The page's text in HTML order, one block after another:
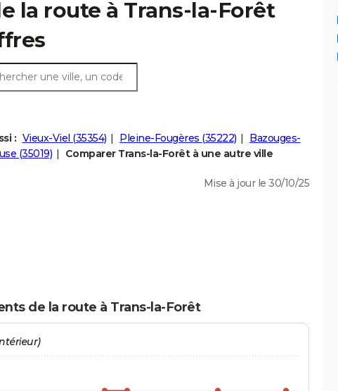
la route à Trans-la-Forêt
: Vieux-Viel (35354) Pleine-Fougères (35222)
Bazouges-
(35019)
Comparer Trans-la-Forêt à une autre ville
Mise à jour le 30/10/25
de la route à Trans-la-Forêt